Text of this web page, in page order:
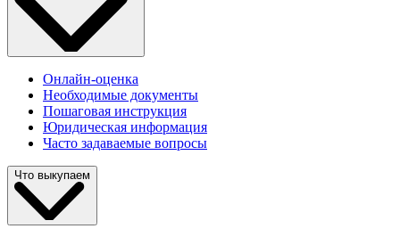
Онлайн-оценка
Необходимые документы
Пошаговая инструкция
Юридическая информация
Часто задаваемые вопросы
Что выкупаем